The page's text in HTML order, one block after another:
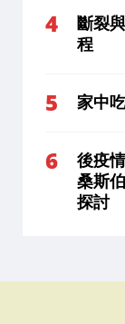
斷裂
程
家中
後疫
桑斯
探討